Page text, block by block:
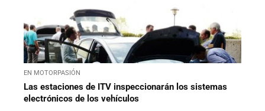
EN MOTORPASIÓN
Las estaciones de ITV inspeccionarán los sistemas
electrónicos de los vehículos